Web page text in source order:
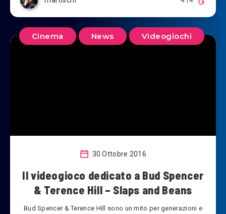
Cinema News Videogiochi
30 Ottobre 2016
Il videogioco dedicato a Bud Spencer
& Terence Hill – Slaps and Beans
Bud Spencer & Terence Hill sono un mito per generazioni e